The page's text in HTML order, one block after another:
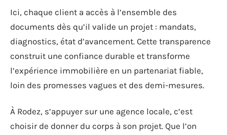
Ici, chaque client a accès à l’ensemble des
documents dès qu’il valide un projet : mandats,
diagnostics, état d’avancement. Cette transparence
construit une confiance durable et transforme
l’expérience immobilière en un partenariat fiable,
loin des promesses vagues et des demi-mesures.
À Rodez, s’appuyer sur une agence locale, c’est
choisir de donner du corps à son projet. Que l’on